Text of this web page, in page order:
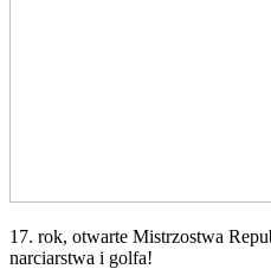
17. rok, otwarte Mistrzostwa
narciarstwa i golfa!